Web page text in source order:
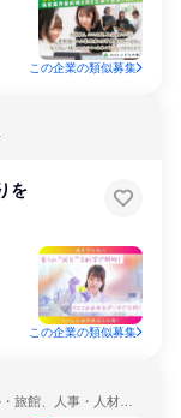
この企業の類似募集
を
この企業の類似募集
旅館、人事・人材サ